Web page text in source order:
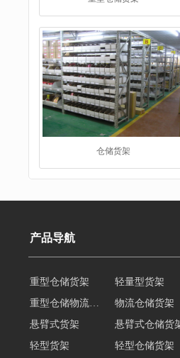
仓储货架
阁楼货架
产品导航
物流仓储货架
悬臂式货架
悬臂式仓储货架
轻型货架
轻型仓储货架
阁楼货架定制
广州重型货架